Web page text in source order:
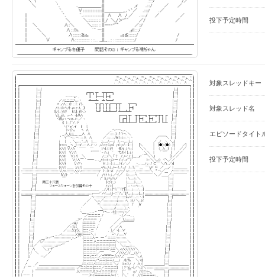
投下予定時間
対象スレッドキー
対象スレッド名
エピソードタイト
投下予定時間